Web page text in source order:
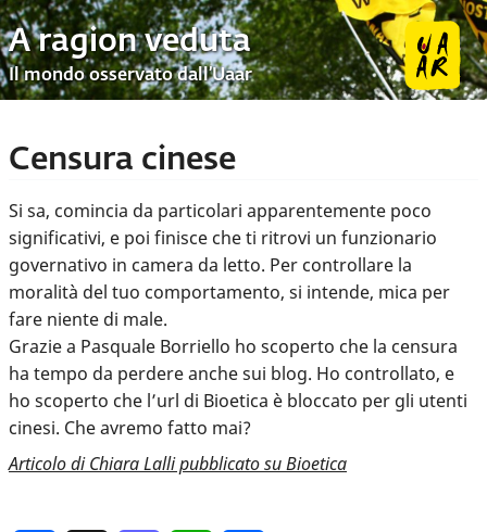
A ragion veduta
Il mondo osservato dall’Uaar
Censura cinese
Si sa, comincia da particolari apparentemente poco
significativi, e poi finisce che ti ritrovi un funzionario
governativo in camera da letto. Per controllare la
moralità del tuo comportamento, si intende, mica per
fare niente di male.
Grazie a Pasquale Borriello ho scoperto che la censura
ha tempo da perdere anche sui blog. Ho controllato, e
ho scoperto che l’url di Bioetica è bloccato per gli utenti
cinesi. Che avremo fatto mai?
Articolo di Chiara Lalli pubblicato su Bioetica